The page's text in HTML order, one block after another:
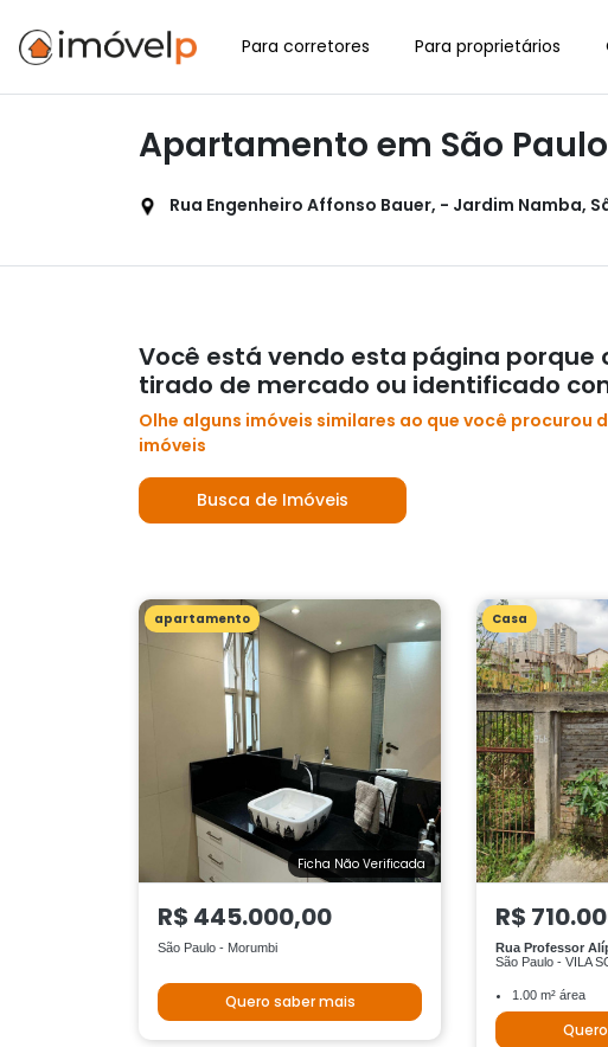
Para corretores Para proprietários
Apartamento em São
Rua Engenheiro Affonso Bauer, - Jardim Namba,
Você está vendo esta página
tirado de mercado ou identificado
Olhe alguns imóveis similares ao que você
imóveis
Busca de Imóveis
apartamento
Ficha Não Verificada
R$ 445.000,00
São Paulo - Morumbi
Quero saber mais
Casa
R$
Rua Professor
São Paulo - VILA
1.00 m² área